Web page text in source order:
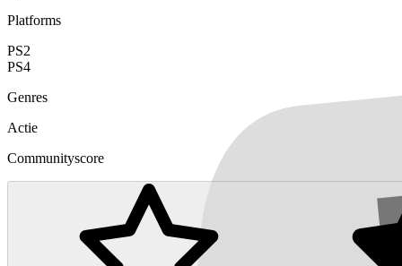
Platforms
PS2
PS4
Genres
Actie
Communityscore